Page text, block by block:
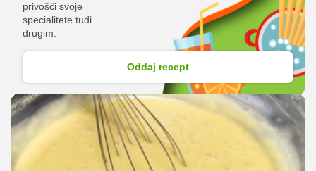
privošči svoje
specialitete tudi
drugim.
Oddaj recept